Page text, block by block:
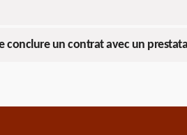
conclure un contrat avec un